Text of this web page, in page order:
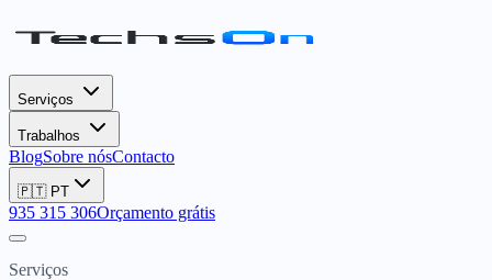
Serviços
Trabalhos
BlogSobre nósContacto
🇵🇹 PT
935 315 306Orçamento grátis
Serviços